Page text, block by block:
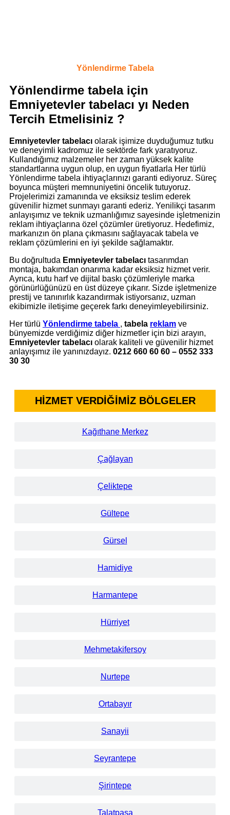
Yönlendirme Tabela
Yönlendirme tabela için
Emniyetevler tabelacı yı Neden
Tercih Etmelisiniz ?
Emniyetevler tabelacı olarak işimize duyduğumuz tutku
ve deneyimli kadromuz ile sektörde fark yaratıyoruz.
Kullandığımız malzemeler her zaman yüksek kalite
standartlarına uygun olup, en uygun fiyatlarla Her türlü
Yönlendirme tabela ihtiyaçlarınızı garanti ediyoruz. Süreç
boyunca müşteri memnuniyetini öncelik tutuyoruz.
Projelerimizi zamanında ve eksiksiz teslim ederek
güvenilir hizmet sunmayı garanti ederiz. Yenilikçi tasarım
anlayışımız ve teknik uzmanlığımız sayesinde işletmenizin
reklam ihtiyaçlarına özel çözümler üretiyoruz. Hedefimiz,
markanızın ön plana çıkmasını sağlayacak tabela ve
reklam çözümlerini en iyi şekilde sağlamaktır.
Bu doğrultuda Emniyetevler tabelacı tasarımdan
montaja, bakımdan onarıma kadar eksiksiz hizmet verir.
Ayrıca, kutu harf ve dijital baskı çözümleriyle marka
görünürlüğünüzü en üst düzeye çıkarır. Sizde işletmenize
prestij ve tanınırlık kazandırmak istiyorsanız, uzman
ekibimizle iletişime geçerek farkı deneyimleyebilirsiniz.
Her türlü Yönlendirme tabela , tabela reklam ve
bünyemizde verdiğimiz diğer hizmetler için bizi arayın,
Emniyetevler tabelacı olarak kaliteli ve güvenilir hizmet
anlayışımız ile yanınızdayız. 0212 660 60 60 – 0552 333
30 30
HİZMET VERDİĞİMİZ BÖLGELER
Kağıthane Merkez
Çağlayan
Çeliktepe
Gültepe
Gürsel
Hamidiye
Harmantepe
Hürriyet
Mehmetakifersoy
Nurtepe
Ortabayır
Sanayii
Seyrantepe
Şirintepe
Talatpaşa